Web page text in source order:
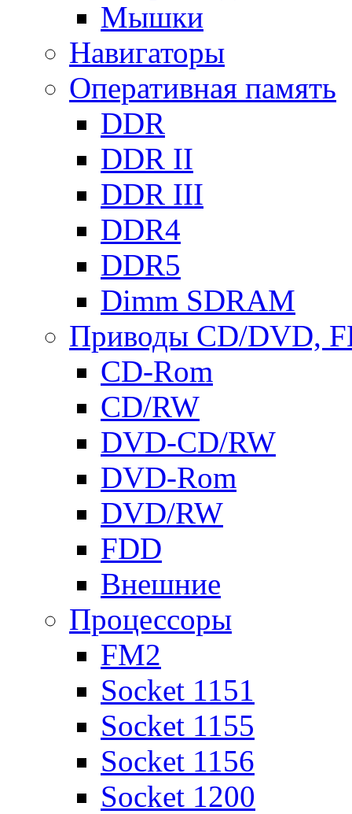
Мышки
Навигаторы
Оперативная память
DDR
DDR II
DDR III
DDR4
DDR5
Dimm SDRAM
Приводы СD/DVD,
CD-Rom
CD/RW
DVD-CD/RW
DVD-Rom
DVD/RW
FDD
Внешние
Процессоры
FM2
Socket 1151
Socket 1155
Socket 1156
Socket 1200